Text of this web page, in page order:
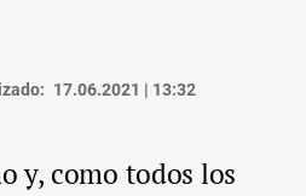
17.06.2021 | 13:32
y, como todos los